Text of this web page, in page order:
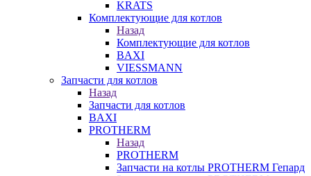
KRATS
Комплектующие для котлов
Назад
Комплектующие для котлов
BAXI
VIESSMANN
Запчасти для котлов
Назад
Запчасти для котлов
BAXI
PROTHERM
Назад
PROTHERM
Запчасти на котлы PROTHERM Гепард